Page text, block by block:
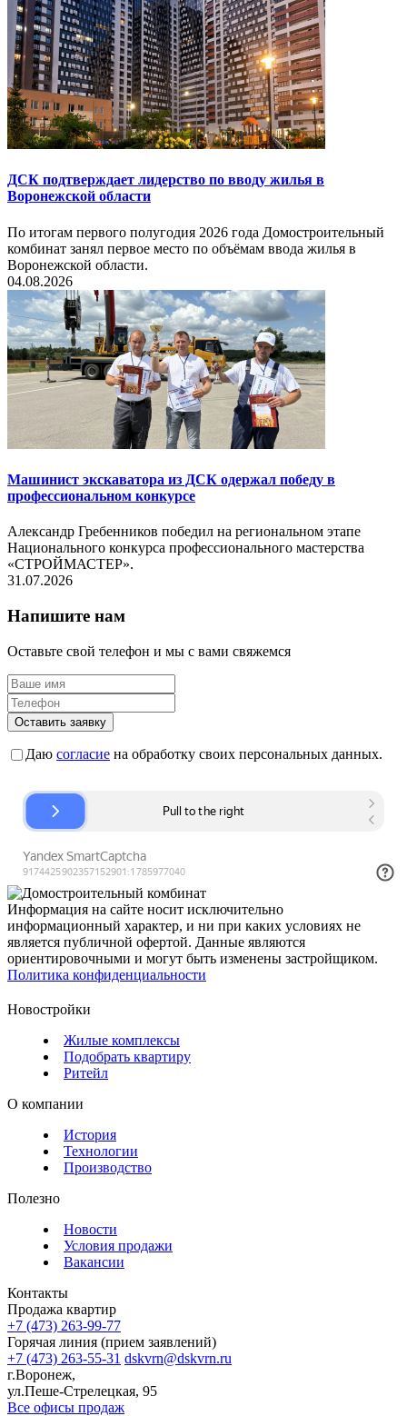
ДСК подтверждает лидерство по вводу жилья в
Воронежской области
По итогам первого полугодия 2026 года Домостроительный
комбинат занял первое место по объёмам ввода жилья в
Воронежской области.
04.08.2026
Машинист экскаватора из ДСК одержал победу в
профессиональном конкурсе
Александр Гребенников победил на региональном этапе
Национального конкурса профессионального мастерства
«СТРОЙМАСТЕР».
31.07.2026
Напишите нам
Оставьте свой телефон и мы с вами свяжемся
Оставить заявку
Даю согласие на обработку своих персональных данных.
Информация на сайте носит исключительно
информационный характер, и ни при каких условиях не
является публичной офертой. Данные являются
ориентировочными и могут быть изменены застройщиком.
Политика конфиденциальности
Новостройки
Жилые комплексы
Подобрать квартиру
Ритейл
О компании
История
Технологии
Производство
Полезно
Новости
Условия продажи
Вакансии
Контакты
Продажа квартир
+7 (473) 263-99-77
Горячая линия (прием заявлений)
+7 (473) 263-55-31 dskvrn@dskvrn.ru
г.Воронеж,
ул.Пеше-Стрелецкая, 95
Все офисы продаж